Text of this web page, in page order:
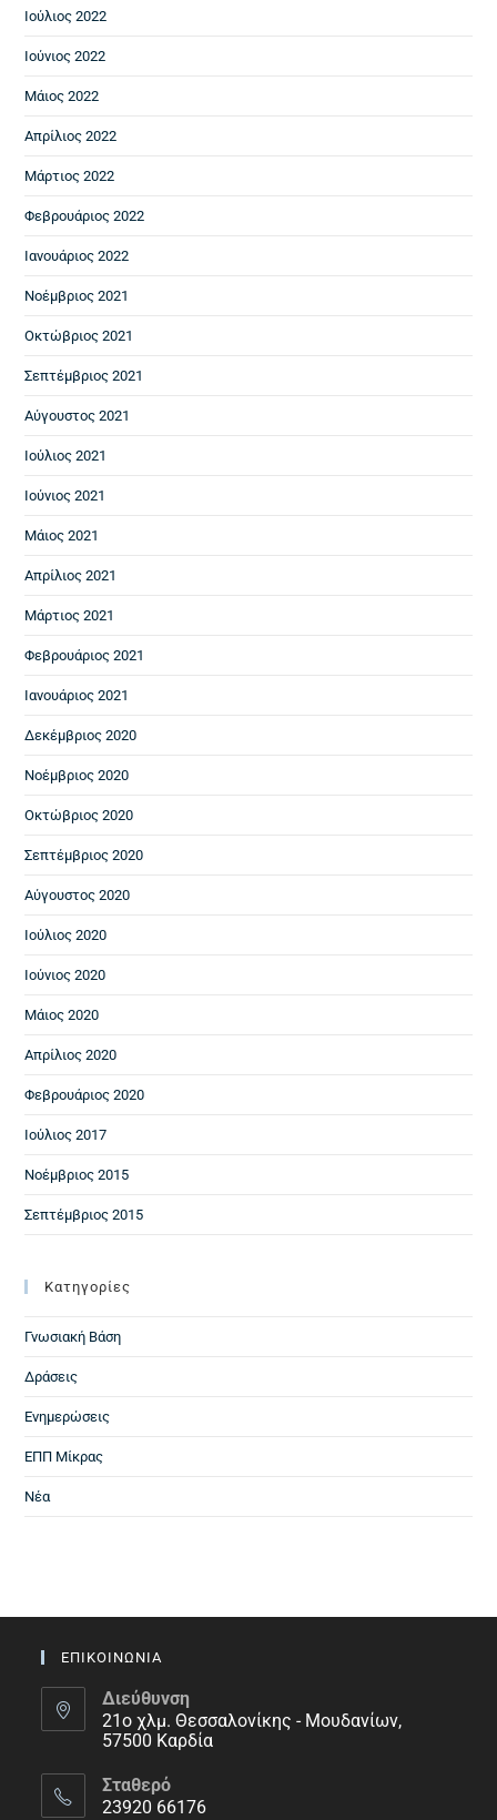
Ιούλιος 2022
Ιούνιος 2022
Μάιος 2022
Απρίλιος 2022
Μάρτιος 2022
Φεβρουάριος 2022
Ιανουάριος 2022
Νοέμβριος 2021
Οκτώβριος 2021
Σεπτέμβριος 2021
Αύγουστος 2021
Ιούλιος 2021
Ιούνιος 2021
Μάιος 2021
Απρίλιος 2021
Μάρτιος 2021
Φεβρουάριος 2021
Ιανουάριος 2021
Δεκέμβριος 2020
Νοέμβριος 2020
Οκτώβριος 2020
Σεπτέμβριος 2020
Αύγουστος 2020
Ιούλιος 2020
Ιούνιος 2020
Μάιος 2020
Απρίλιος 2020
Φεβρουάριος 2020
Ιούλιος 2017
Νοέμβριος 2015
Σεπτέμβριος 2015
Kατηγορίες
Γνωσιακή Βάση
Δράσεις
Ενημερώσεις
ΕΠΠ Μίκρας
Νέα
ΕΠΙΚΟΙΝΩΝΙΑ
Διεύθυνση
21ο χλμ. Θεσσαλονίκης - Μουδανίων,
57500 Καρδία
Σταθερό
23920 66176